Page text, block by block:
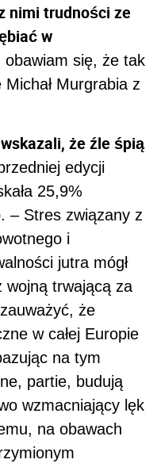
nimi trudności ze
w
obawiam się, że tak
Murgrabia z
że źle śpią
edycji
25,9%
– Stres związany z
i
jutra mógł
wojną trwającą za
że
w całej Europie
na tym
partie, budują
wzmacniający lęk
na obawach